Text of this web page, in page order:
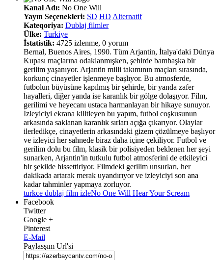
Kanal Adı: No One Will
Yayın Seçenekleri: SD HD Alternatif
Kateqoriya: Dublaj filmler
Ülke: Turkiye
İstatistik: 4725 izlenme, 0 yorum
Bernal, Buenos Aires, 1990. Tüm Arjantin, İtalya'daki Dünya
Kupası maçlarına odaklanmışken, şehirde bambaşka bir
gerilim yaşanıyor. Arjantin milli takımının maçları sırasında,
korkunç cinayetler işlenmeye başlıyor. Bu atmosferde,
futbolun büyüsüne kapılmış bir şehirde, bir yanda zafer
hayalleri, diğer yanda ise karanlık bir gölge dolaşıyor. Film,
gerilimi ve heyecanı ustaca harmanlayan bir hikaye sunuyor.
İzleyiciyi ekrana kilitleyen bu yapım, futbol coşkusunun
arkasında saklanan karanlık sırları açığa çıkarıyor. Olaylar
ilerledikçe, cinayetlerin arkasındaki gizem çözülmeye başlıyor
ve izleyici her sahnede biraz daha içine çekiliyor. Futbol ve
gerilim dolu bu film, klasik bir polisiyeden beklenen her şeyi
sunarken, Arjantin'in tutkulu futbol atmosferini de etkileyici
bir şekilde hissettiriyor. Filmdeki gerilim unsurları, her
dakikada artarak merak uyandırıyor ve izleyiciyi son ana
kadar tahminler yapmaya zorluyor.
turkce dublaj film izleNo One Will Hear Your Scream
Facebook
Twitter
Google +
Pinterest
E-Mail
Paylasşım Url'si